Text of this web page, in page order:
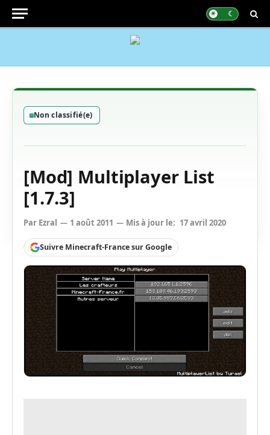
Non classifié(e)
[Mod] Multiplayer List
[1.7.3]
Par Ezral 1 août 2011 Mis à jour le: 17 avril 2020
Suivre Minecraft-France sur Google